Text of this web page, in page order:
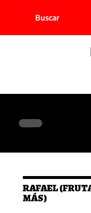
Buscar
RAFAEL
MÁS)